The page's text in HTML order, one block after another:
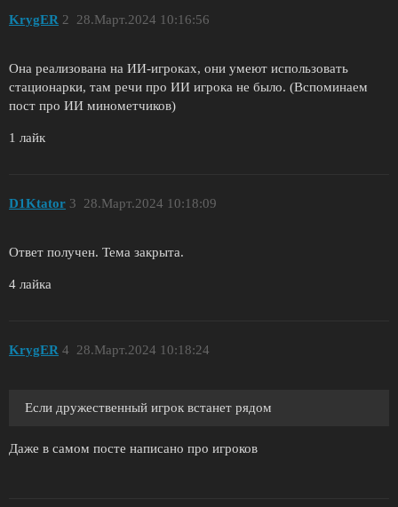
KrygER 28.Март.2024 10:16:56
2
Она реализована на ИИ-игроках, они умеют использовать
стационарки, там речи про ИИ игрока не было. (Вспоминаем
пост про ИИ минометчиков)
1 лайк
D1Ktator 28.Март.2024 10:18:09
3
Ответ получен. Тема закрыта.
4 лайка
KrygER 28.Март.2024 10:18:24
4
Если дружественный игрок встанет рядом
Даже в самом посте написано про игроков